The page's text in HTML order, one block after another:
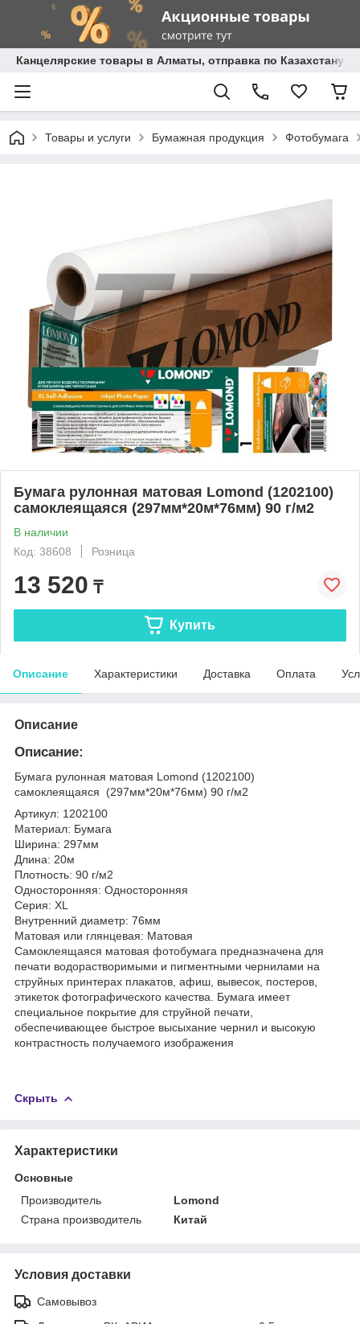
Канцелярские товары в Алматы, отправка по Казахстану.
Товары и услуги Бумажная продукция Фотобумага
Бумага рулонная матовая Lomond (1202100)
самоклеящаяся (297мм*20м*76мм) 90 г/м2
В наличии
Код: 38608
Розница
13 520 ₸
Купить
Описание Характеристики Доставка Оплата
Описание
Описание:
Бумага рулонная матовая Lomond (1202100)
самоклеящаяся (297мм*20м*76мм) 90 г/м2
Артикул: 1202100
Материал: Бумага
Ширина: 297мм
Длина: 20м
Плотность: 90 г/м2
Односторонняя: Односторонняя
Серия: XL
Внутренний диаметр: 76мм
Матовая или глянцевая: Матовая
Самоклеящаяся матовая фотобумага предназначена для
печати водорастворимыми и пигментными чернилами на
струйных принтерах плакатов, афиш, вывесок, постеров,
этикеток фотографического качества. Бумага имеет
специальное покрытие для струйной печати,
обеспечивающее быстрое высыхание чернил и высокую
контрастность получаемого изображения
Скрыть
Характеристики
Основные
Производитель
Lomond
Страна производитель
Китай
Условия доставки
Самовывоз